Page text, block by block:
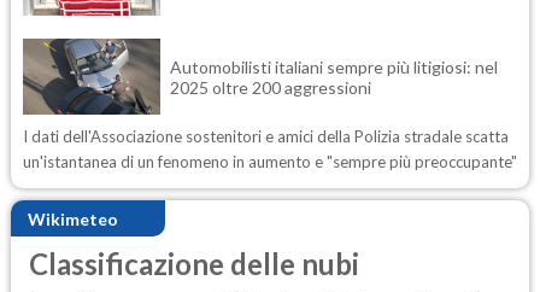
Automobilisti italiani sempre più litigiosi: nel
2025 oltre 200 aggressioni
I dati dell'Associazione sostenitori e amici della Polizia stradale scatta
un'istantanea di un fenomeno in aumento e "sempre più preoccupante"
Wikimeteo
Classificazione delle nubi